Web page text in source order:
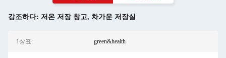
강조하다: 저온 저장 창고, 차가운 저장실
1상표: green&health